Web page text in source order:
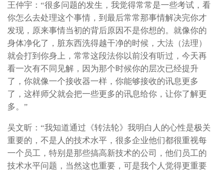
王仲宇：“很多问题的发生，我觉得常常是一些考试，看
你怎么去处理这个事情，到最后常常那事情解决完你才
发现，原来事情当初的背后原因不是你想的。就像你的
身体净化了，脏东西洗得越干净的时候，大法（法理）
就会打到你身上，常常这段法你以前没有听过，今天再
看一次有不同见解，因为那个时候你的层次已经提升
了，你就像一个接收器一样，你能够接收的讯息更多
了，这样师父就会把一些更多的讯息给你，让你了解更
多。”
吴文昕：“我知道通过《转法轮》我明白人的心性是极关
重要的，不是人的技术水平，很多企业他们都很重视每
一个员工，特别是那些搞高新技术的公司，他们员工的
技术水平问题，当然这也重要，可是我个人觉得更重要